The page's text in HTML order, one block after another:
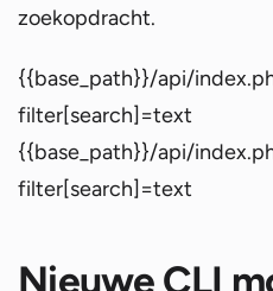
zoekopdracht.
{{base_path}}/api/
filter[search]=text
{{base_path}}/api/
filter[search]=text
Nieuwe CLI